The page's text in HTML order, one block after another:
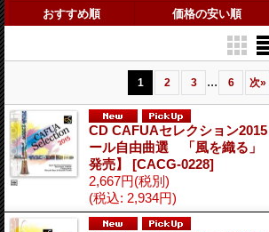
おすすめ順 価格の安い順
1 2 3 ... 6 次»
CD CAFUAセレクション
ール自由曲選 「風を織る」
発売】 [CACG-0228]
2,667円(税別)
(税込: 2,934円)